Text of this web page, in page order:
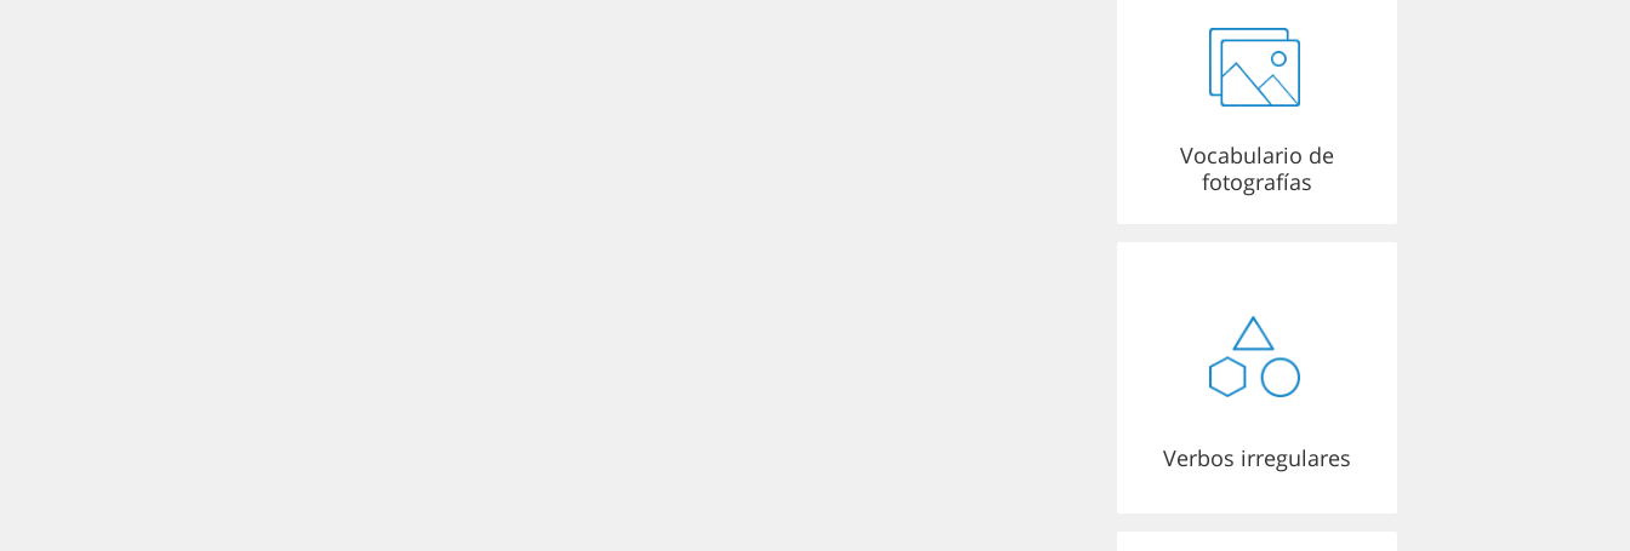
Vocabulario de
fotografías
Verbos irregulares